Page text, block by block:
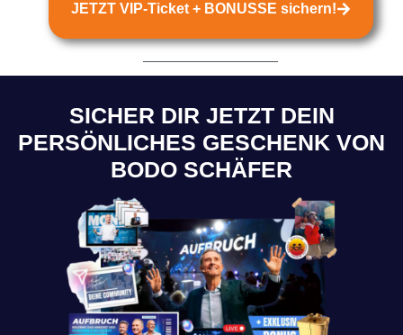
JETZT VIP-Ticket + BONUSSE sichern!
SICHER DIR JETZT DEIN
PERSÖNLICHES GESCHENK VON
BODO SCHÄFER